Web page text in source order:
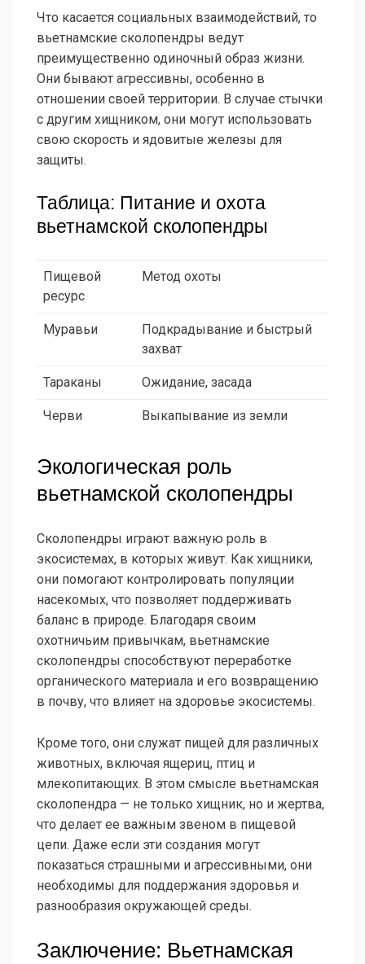
Что касается социальных взаимодействий, то
вьетнамские сколопендры ведут
преимущественно одиночный образ жизни.
Они бывают агрессивны, особенно в
отношении своей территории. В случае стычки
с другим хищником, они могут использовать
свою скорость и ядовитые железы для
защиты.
Таблица: Питание и охота
вьетнамской сколопендры
Пищевой
ресурс
Метод охоты
Муравьи
Подкрадывание и быстрый
захват
Тараканы Ожидание, засада
Черви Выкапывание из земли
Экологическая роль
вьетнамской сколопендры
Сколопендры играют важную роль в
экосистемах, в которых живут. Как хищники,
они помогают контролировать популяции
насекомых, что позволяет поддерживать
баланс в природе. Благодаря своим
охотничьим привычкам, вьетнамские
сколопендры способствуют переработке
органического материала и его возвращению
в почву, что влияет на здоровье экосистемы.
Кроме того, они служат пищей для различных
животных, включая ящериц, птиц и
млекопитающих. В этом смысле вьетнамская
сколопендра — не только хищник, но и жертва,
что делает ее важным звеном в пищевой
цепи. Даже если эти создания могут
показаться страшными и агрессивными, они
необходимы для поддержания здоровья и
разнообразия окружающей среды.
Заключение: Вьетнамская